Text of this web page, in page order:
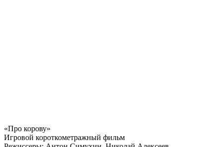
«Про корову»
Игровой короткометражный фильм